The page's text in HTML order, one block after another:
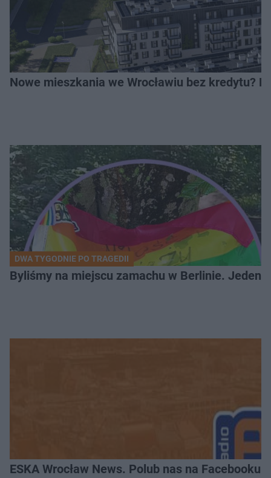
Nowe mieszkania we Wrocławiu bez kredytu?
DWA TYGODNIE PO TRAGEDII
Byliśmy na miejscu zamachu w Berlinie. Jeden
ESKA Wrocław News. Polub nas na Facebooku!